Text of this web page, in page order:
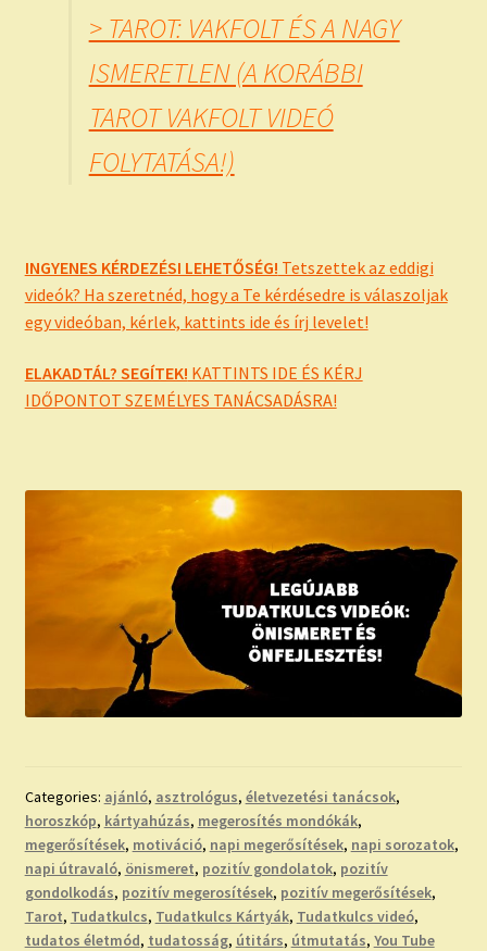
> TAROT: VAKFOLT ÉS A NAGY
ISMERETLEN (A KORÁBBI
TAROT VAKFOLT VIDEÓ
FOLYTATÁSA!)
INGYENES KÉRDEZÉSI LEHETŐSÉG! Tetszettek az eddigi
videók? Ha szeretnéd, hogy a Te kérdésedre is válaszoljak
egy videóban, kérlek, kattints ide és írj levelet!
ELAKADTÁL? SEGÍTEK! KATTINTS IDE ÉS KÉRJ
IDŐPONTOT SZEMÉLYES TANÁCSADÁSRA!
Categories: ajánló, asztrológus, életvezetési tanácsok,
horoszkóp, kártyahúzás, megerosítés mondókák,
megerősítések, motiváció, napi megerősítések, napi sorozatok,
napi útravaló, önismeret, pozitív gondolatok, pozitív
gondolkodás, pozitív megerosítések, pozitív megerősítések,
Tarot, Tudatkulcs, Tudatkulcs Kártyák, Tudatkulcs videó,
tudatos életmód, tudatosság, útitárs, útmutatás, You Tube